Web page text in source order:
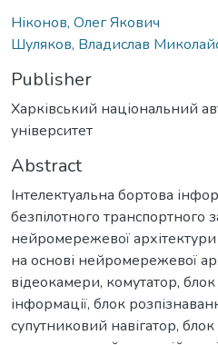
Ніконов, Олег Якович
Шуляков, Владислав
Publisher
Харківський національний
університет
Abstract
Інтелектуальна бортова
безпілотного транспортного
нейромережевої
на основі нейромережевої
відеокамери, комутатор,
інформації, блок
супутниковий навігатор,